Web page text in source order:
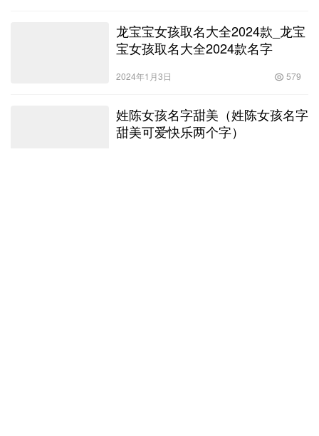
龙宝宝女孩取名大全2024款_龙宝
宝女孩取名大全2024款名字
2024年1月3日 579
姓陈女孩名字甜美（姓陈女孩名字
甜美可爱快乐两个字）